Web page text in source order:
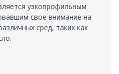
узкопрофильным
свое внимание на
сред, таких как